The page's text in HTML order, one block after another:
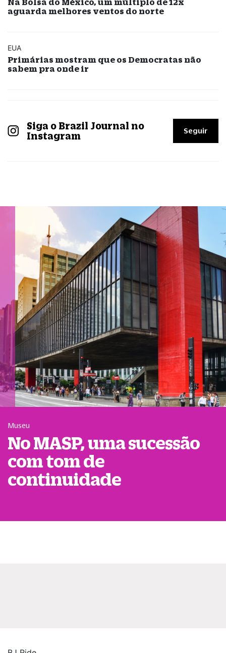
aguarda melhores ventos do norte
EUA
Primárias mostram que os Democratas não
sabem pra onde ir
Siga o Brazil Journal no
Instagram
Seguir
Museu
No MASP, uma sucessão
com tom de
continuidade